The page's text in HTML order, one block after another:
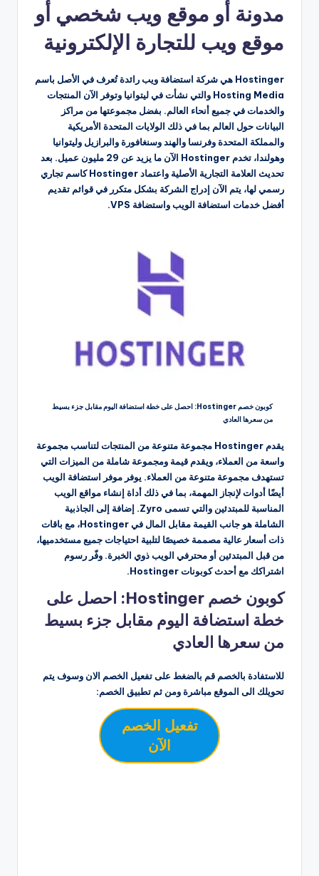
مدونة أو موقع ويب شخصي أو
موقع ويب للتجارة الإلكترونية
Hostinger هي شركة استضافة ويب رائدة تُعرف في الأصل باسم
Hosting Media والتي نشأت في ليتوانيا وتوفر الآن المنتجات
والخدمات في جميع أنحاء العالم. بفضل مجموعتها من مراكز
البيانات حول العالم بما في ذلك الولايات المتحدة الأمريكية
والمملكة المتحدة وفرنسا والهند وسنغافورة والبرازيل وليتوانيا
وهولندا، تخدم Hostinger الآن ما يزيد عن 29 مليون عميل. بعد
تحديث العلامة التجارية الأصلية واعتماد Hostinger كاسم تجاري
رسمي لها، يتم الآن إدراج الشركة بشكل متكرر في قوائم تقديم
أفضل خدمات استضافة الويب واستضافة VPS.
كوبون خصم Hostinger: احصل على خطة استضافة اليوم مقابل جزء بسيط
من سعرها العادي
يقدم Hostinger مجموعة متنوعة من المنتجات لتناسب مجموعة
واسعة من العملاء، ويقدم قيمة ومجموعة شاملة من الميزات التي
تستهدف مجموعة متنوعة من العملاء. يوفر موفر استضافة الويب
أيضًا أدوات لإنجاز المهمة، بما في ذلك أداة إنشاء مواقع الويب
المناسبة للمبتدئين والتي تسمى Zyro. إضافة إلى الجاذبية
الشاملة هو جانب القيمة مقابل المال في Hostinger، مع باقات
ذات أسعار عالية مصممة خصيصًا لتلبية احتياجات جميع مستخدميها،
من قبل المبتدئين أو محترفي الويب ذوي الخبرة. وفّر رسوم
اشتراكك مع أحدث كوبونات Hostinger.
كوبون خصم Hostinger: احصل على
خطة استضافة اليوم مقابل جزء بسيط
من سعرها العادي
للاستفادة بالخصم قم بالضغط على تفعيل الخصم الان وسوف يتم
تحويلك الى الموقع مباشرة ومن ثم تطبيق الخصم:
تفعيل الخصم
الآن